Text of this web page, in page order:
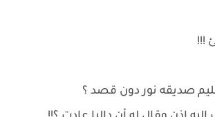
!!!
صديقه نور دون قصد ؟